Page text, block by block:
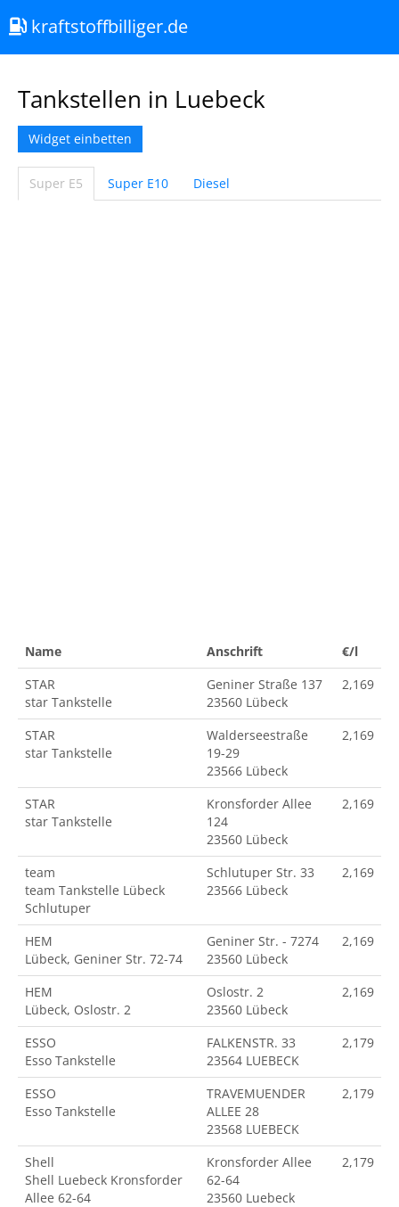
kraftstoffbilliger.de
Tankstellen in Luebeck
Widget einbetten
Super E5 Super E10 Diesel
Name Anschrift
€/l
STAR
star Tankstelle
Geniner Straße 137
23560 Lübeck
2,169
STAR
star Tankstelle
Walderseestraße
19-29
23566 Lübeck
2,169
STAR
star Tankstelle
Kronsforder Allee
124
23560 Lübeck
2,169
team
team Tankstelle Lübeck
Schlutuper
Schlutuper Str. 33
23566 Lübeck
2,169
HEM
Lübeck, Geniner Str. 72-74
Geniner Str. - 7274
23560 Lübeck
2,169
HEM
Lübeck, Oslostr. 2
Oslostr. 2
23560 Lübeck
2,169
ESSO
Esso Tankstelle
FALKENSTR. 33
23564 LUEBECK
2,179
ESSO
Esso Tankstelle
TRAVEMUENDER
ALLEE 28
23568 LUEBECK
2,179
Shell
Shell Luebeck Kronsforder
Allee 62-64
Kronsforder Allee
62-64
23560 Luebeck
2,179